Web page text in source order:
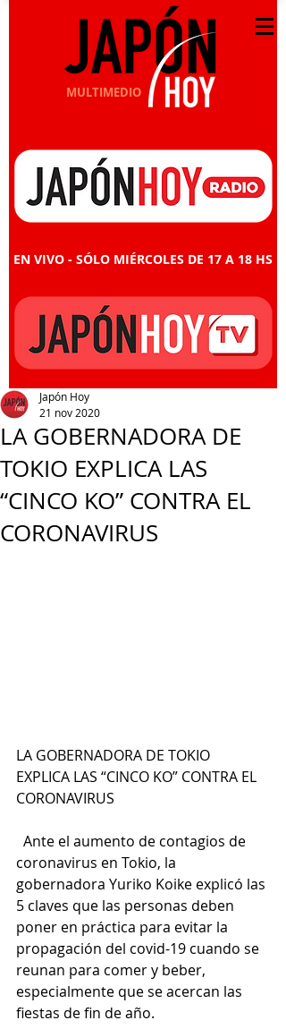
MULTIMEDIO
EN VIVO - SÓLO MIÉRCOLES DE 17 A 18 HS
LA GOBERNADORA DE
TOKIO EXPLICA LAS
“CINCO KO” CONTRA EL
CORONAVIRUS
Japón Hoy
21 nov 2020
LA GOBERNADORA DE TOKIO
EXPLICA LAS “CINCO KO” CONTRA EL
CORONAVIRUS
coronavirus en Tokio, la
gobernadora Yuriko Koike explicó las
5 claves que las personas deben
poner en práctica para evitar la
propagación del covid-19 cuando se
reunan para comer y beber,
especialmente que se acercan las
fiestas de fin de año.